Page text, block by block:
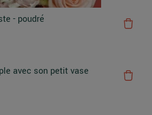
- poudré
avec son petit vase